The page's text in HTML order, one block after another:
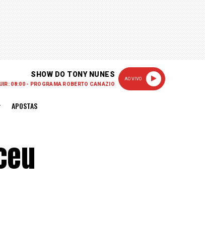
SHOW DO TONY NUNES
08:00 - PROGRAMA ROBERTO CANAZIO
AO VIVO
APOSTAS